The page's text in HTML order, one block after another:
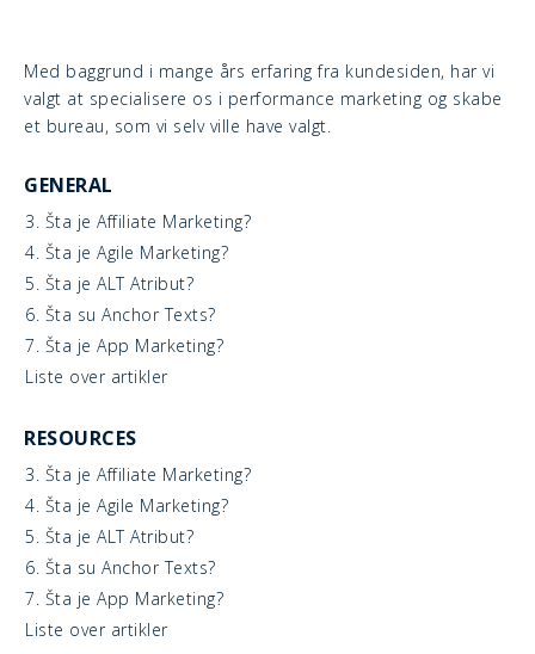
Med baggrund i mange års erfaring fra kundesiden, har vi
valgt at specialisere os i performance marketing og skabe
et bureau, som vi selv ville have valgt.
GENERAL
3. Šta je Affiliate Marketing?
4. Šta je Agile Marketing?
5. Šta je ALT Atribut?
6. Šta su Anchor Texts?
7. Šta je App Marketing?
Liste over artikler
RESOURCES
3. Šta je Affiliate Marketing?
4. Šta je Agile Marketing?
5. Šta je ALT Atribut?
6. Šta su Anchor Texts?
7. Šta je App Marketing?
Liste over artikler